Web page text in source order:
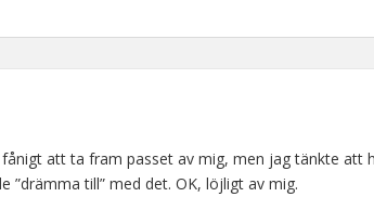
att ta fram passet av mig, men jag tänkte att
”drämma till” med det. OK, löjligt av mig.